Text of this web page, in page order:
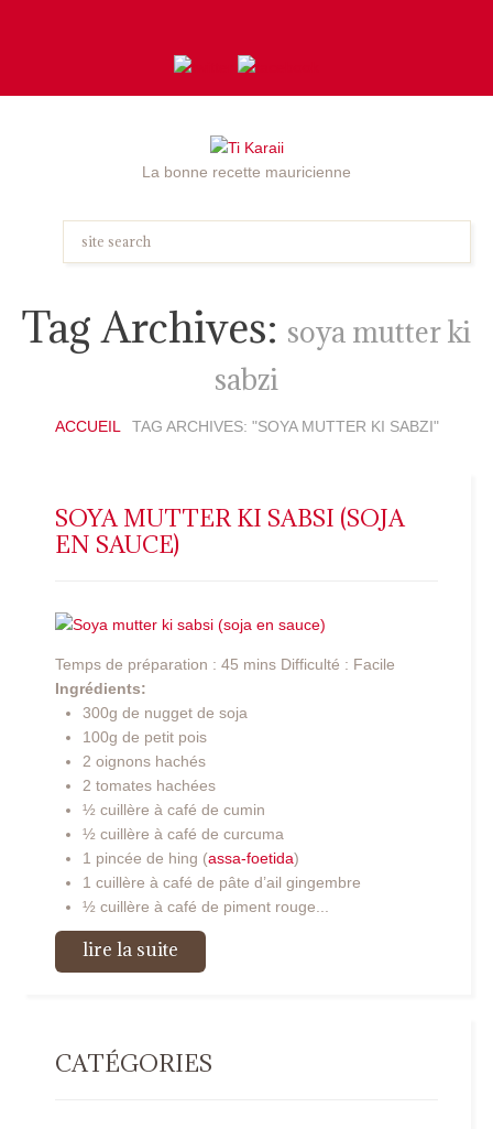
La bonne recette mauricienne
Tag Archives: soya mutter ki
sabzi
ACCUEIL TAG ARCHIVES: "SOYA MUTTER KI SABZI"
SOYA MUTTER KI SABSI (SOJA
EN SAUCE)
Temps de préparation : 45 mins Difficulté : Facile
Ingrédients:
300g de nugget de soja
100g de petit pois
2 oignons hachés
2 tomates hachées
½ cuillère à café de cumin
½ cuillère à café de curcuma
1 pincée de hing (assa-foetida)
1 cuillère à café de pâte d’ail gingembre
½ cuillère à café de piment rouge...
lire la suite
CATÉGORIES